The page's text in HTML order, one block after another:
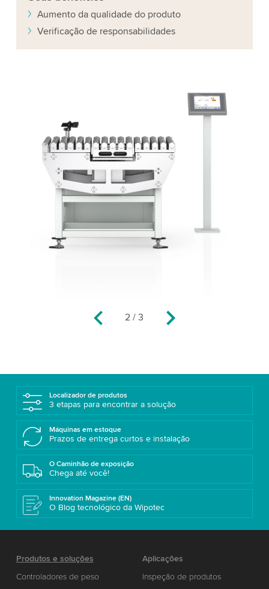
Aumento da qualidade do produto
Verificação de responsabilidades
2 /3
Localizador de produtos
3 etapas para encontrar a solução
Máquinas em estoque
Prazos de entrega curtos e instalação
O Caminhão de exposição
Chega até você!
Innovation Magazine (EN)
O Blog tecnológico da Wipotec
Produtos e soluções
Controladores de peso
Aplicações
Inspeção de produtos